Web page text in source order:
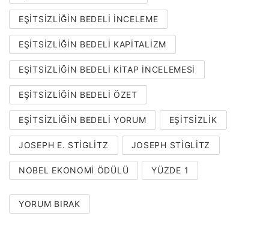
EŞITSIZLIĞIN BEDELI INCELEME
EŞITSIZLIĞIN BEDELI KAPITALIZM
EŞITSIZLIĞIN BEDELI KITAP INCELEMESI
EŞITSIZLIĞIN BEDELI ÖZET
EŞITSIZLIĞIN BEDELI YORUM EŞITSIZLIK
JOSEPH E. STIGLITZ JOSEPH STIGLITZ
NOBEL EKONOMI ÖDÜLÜ YÜZDE 1
YORUM BIRAK